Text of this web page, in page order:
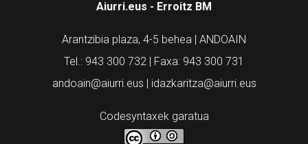
Aiurri.eus - Erroitz BM
Arantzibia plaza, 4-5 behea | ANDOAIN
Tel.: 943 300 732 | Faxa: 943 300 731
andoain@aiurri.eus | idazkaritza@aiurri.eus
Codesyntaxek garatua